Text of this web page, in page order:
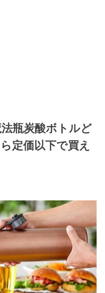
瓶炭酸ボトルど
定価以下で買え